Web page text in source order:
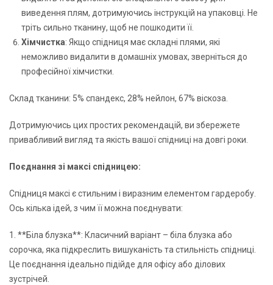
виведення плям, дотримуючись інструкцій на упаковці. Не
тріть сильно тканину, щоб не пошкодити її.
Хімчистка: Якщо спідниця має складні плями, які
неможливо видалити в домашніх умовах, зверніться до
професійної хімчистки.
Склад тканини: 5% спандекс, 28% нейлон, 67% віскоза.
Дотримуючись цих простих рекомендацій, ви збережете
привабливий вигляд та якість вашої спідниці на довгі роки.
Поєднання зі максі спідницею:
Спідниця максі є стильним і виразним елементом гардеробу.
Ось кілька ідей, з чим її можна поєднувати:
1. **Біла блузка**: Класичний варіант – біла блузка або
сорочка, яка підкреслить вишуканість та стильність спідниці.
Це поєднання ідеально підійде для офісу або ділових
зустрічей.